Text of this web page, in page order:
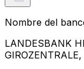
Nombre del
LANDESBANK